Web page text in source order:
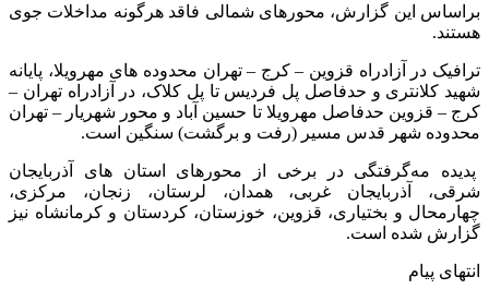
براساس این گزارش، محورهای شمالی فاقد هرگونه مداخلات جوی
هستند.
ترافیک در آزادراه قزوین – کرج – تهران محدوده های مهرویلا، پایانه
شهید کلانتری و حدفاصل پل فردیس تا پل کلاک، در آزادراه تهران –
کرج – قزوین حدفاصل مهرویلا تا حسین آباد و محور شهریار – تهران
محدوده شهر قدس مسیر (رفت و برگشت) سنگین است.
پدیده مه‌گرفتگی در برخی از محورهای استان های آذربایجان
شرقی، آذربایجان غربی، همدان، لرستان، زنجان، مرکزی،
چهارمحال و بختیاری، قزوین، خوزستان، کردستان و کرمانشاه نیز
گزارش شده است.
انتهای پیام